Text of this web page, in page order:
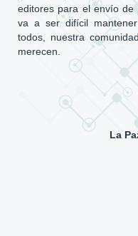
editores para el envío de
va a ser difícil
todos, nuestra
merecen.
La